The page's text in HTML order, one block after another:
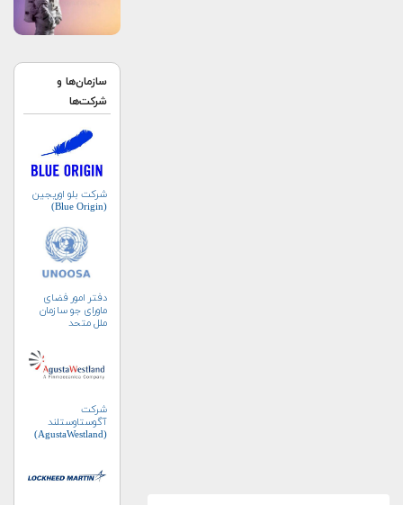
سازمان‌ها و
شرکت‌ها
شرکت بلو اوریجین
(Blue Origin)
دفتر امور فضای
ماورای جو سازمان
ملل متحد
شرکت
آگوستاوستلند
(AgustaWestland)